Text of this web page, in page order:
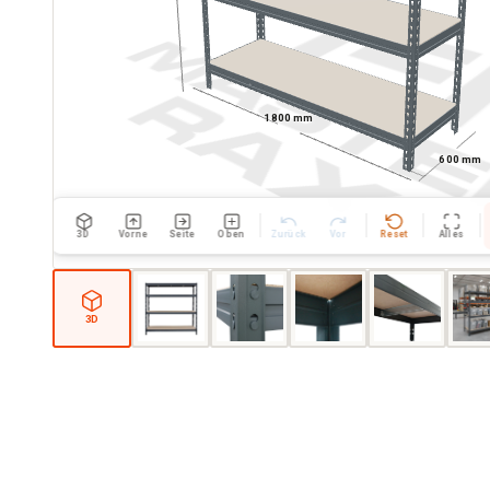
1800 mm
600 mm
3D Vorne Seite Oben Zurück Vor Reset Alles
3D